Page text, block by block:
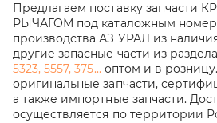
Предлагаем поставку запчасти
РЫЧАГОМ под каталожным
производства АЗ УРАЛ из
другие запасные части из
5323, 5557, 375... оптом и в
оригинальные запчасти,
а также импортные запчасти.
осуществляется по территории